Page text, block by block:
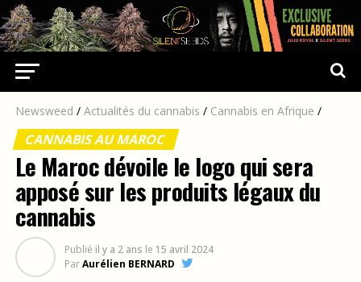
Newsweed / Actualités du cannabis / Cannabis en Afrique /
CANNABIS AU MAROC
Le Maroc dévoile le logo qui sera
apposé sur les produits légaux du
cannabis
Publié il y a 2 ans le 15 avril 2024
ParAurélien BERNARD